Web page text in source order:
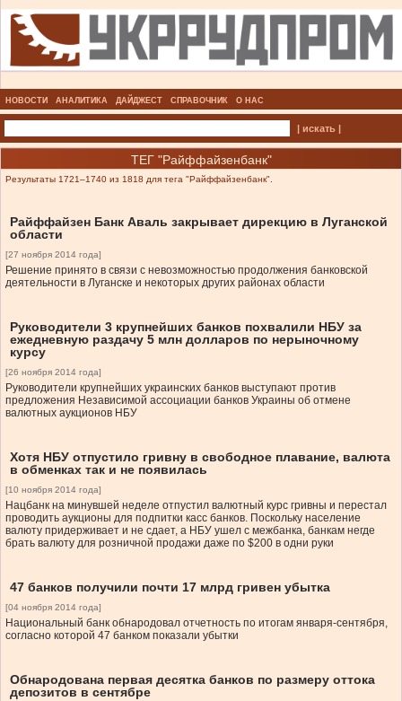
НОВОСТИ АНАЛИТИКА ДАЙДЖЕСТ СПРАВОЧНИК О НАС
| искать |
ТЕГ "Райффайзенбанк"
Результаты 1721–1740 из 1818 для тега "Райффайзенбанк".
Райффайзен Банк Аваль закрывает дирекцию в Луганской
области
[27 ноября 2014 года]
Решение принято в связи с невозможностью продолжения банковской
деятельности в Луганске и некоторых других районах области
Руководители 3 крупнейших банков похвалили НБУ за
ежедневную раздачу 5 млн долларов по нерыночному
курсу
[26 ноября 2014 года]
Руководители крупнейших украинских банков выступают против
предложения Независимой ассоциации банков Украины об отмене
валютных аукционов НБУ
Хотя НБУ отпустило гривну в свободное плавание, валюта
в обменках так и не появилась
[10 ноября 2014 года]
Нацбанк на минувшей неделе отпустил валютный курс гривны и перестал
проводить аукционы для подпитки касс банков. Поскольку население
валюту придерживает и не сдает, а НБУ ушел с межбанка, банкам негде
брать валюту для розничной продажи даже по $200 в одни руки
47 банков получили почти 17 млрд гривен убытка
[04 ноября 2014 года]
Национальный банк обнародовал отчетность по итогам января-сентября,
согласно которой 47 банком показали убытки
Обнародована первая десятка банков по размеру оттока
депозитов в сентябре